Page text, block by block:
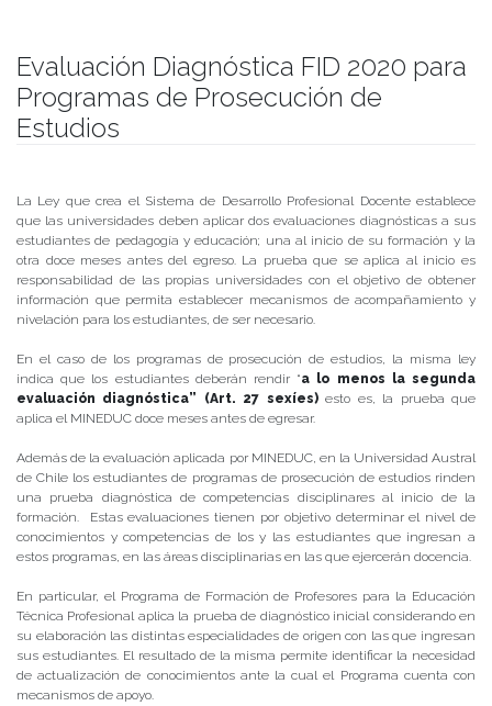
Evaluación Diagnóstica FID 2020 para
Programas de Prosecución de
Estudios
La Ley que crea el Sistema de Desarrollo Profesional Docente establece
que las universidades deben aplicar dos evaluaciones diagnósticas a sus
estudiantes de pedagogía y educación; una al inicio de su formación y la
otra doce meses antes del egreso. La prueba que se aplica al inicio es
responsabilidad de las propias universidades con el objetivo de obtener
información que permita establecer mecanismos de acompañamiento y
nivelación para los estudiantes, de ser necesario.
En el caso de los programas de prosecución de estudios, la misma ley
indica que los estudiantes deberán rendir “a lo menos la segunda
evaluación diagnóstica” (Art. 27 sexíes)esto es, la prueba que
aplica el MINEDUC doce meses antes de egresar.
Además de la evaluación aplicada por MINEDUC, en la Universidad Austral
de Chile los estudiantes de programas de prosecución de estudios rinden
una prueba diagnóstica de competencias disciplinares al inicio de la
formación. Estas evaluaciones tienen por objetivo determinar el nivel de
conocimientos y competencias de los y las estudiantes que ingresan a
estos programas, en las áreas disciplinarias en las que ejercerán docencia.
En particular, el Programa de Formación de Profesores para la Educación
Técnica Profesional aplica la prueba de diagnóstico inicial considerando en
su elaboración las distintas especialidades de origen con las que ingresan
sus estudiantes. El resultado de la misma permite identificar la necesidad
de actualización de conocimientos ante la cual el Programa cuenta con
mecanismos de apoyo.